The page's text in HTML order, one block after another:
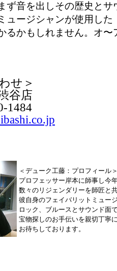
ず音を出しその歴史とサ
ュージシャンが使用した
るかもしれません。オ〜
せ＞
谷店
1484
＜デューク工藤：プロフィール
プロフェッサー岸本に師事し今
数々のリジェンダリーを師匠と
彼自身のフェイバリットミュー
ロック、ブルースとサウンド面
宝物探しのお手伝いを親切丁寧
お待ちしております。